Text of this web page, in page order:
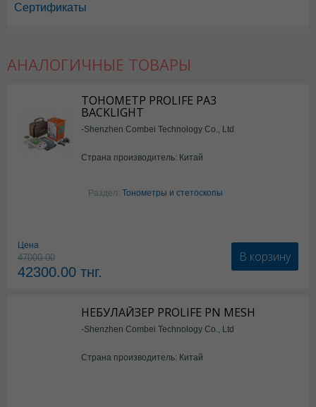
Сертификаты
АНАЛОГИЧНЫЕ ТОВАРЫ
ТОНОМЕТР PROLIFE PA3
BACKLIGHT
-Shenzhen Combei Technology Co., Ltd
Страна производитель: Китай
Раздел: Тонометры и стетоскопы
Цена
47000.00
42300.00 тнг.
В корзину
НЕБУЛАЙЗЕР PROLIFE PN MESH
-Shenzhen Combei Technology Co., Ltd
Страна производитель: Китай